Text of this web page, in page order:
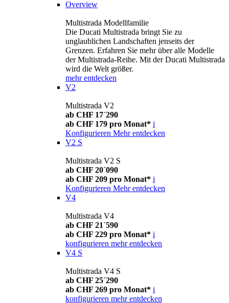
Overview
Multistrada Modellfamilie
Die Ducati Multistrada bringt Sie zu
unglaublichen Landschaften jenseits der
Grenzen. Erfahren Sie mehr über alle Modelle
der Multistrada-Reihe. Mit der Ducati Multistrada
wird die Welt größer.
mehr entdecken
V2
Multistrada V2
ab CHF 17´290
ab CHF 179 pro Monat* i
Konfigurieren Mehr entdecken
V2 S
Multistrada V2 S
ab CHF 20´090
ab CHF 209 pro Monat* i
Konfigurieren Mehr entdecken
V4
Multistrada V4
ab CHF 21´590
ab CHF 229 pro Monat* i
konfigurieren mehr entdecken
V4 S
Multistrada V4 S
ab CHF 25´290
ab CHF 269 pro Monat* i
konfigurieren mehr entdecken